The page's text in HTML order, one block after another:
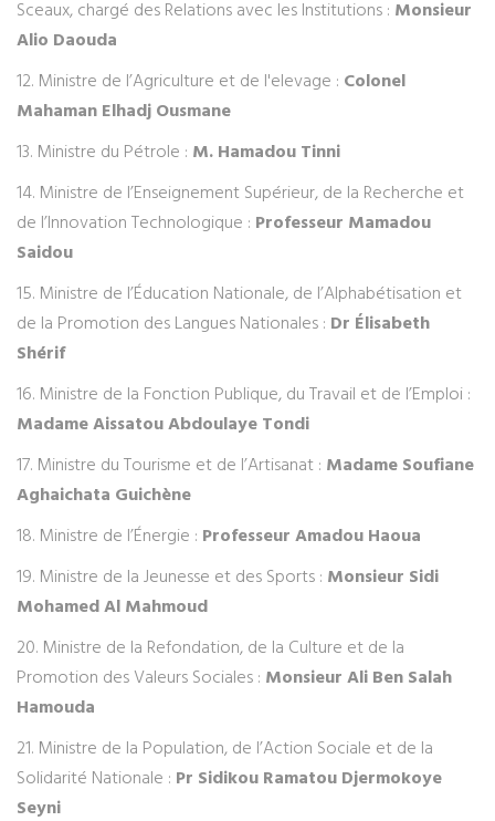
Sceaux, chargé des Relations avec les Institutions : Monsieur
Alio Daouda
12. Ministre de l’Agriculture et de l'elevage : Colonel
Mahaman Elhadj Ousmane
13. Ministre du Pétrole : M. Hamadou Tinni
14. Ministre de l’Enseignement Supérieur, de la Recherche et
de l’Innovation Technologique : Professeur Mamadou
Saidou
15. Ministre de l’Éducation Nationale, de l’Alphabétisation et
de la Promotion des Langues Nationales : Dr Élisabeth
Shérif
16. Ministre de la Fonction Publique, du Travail et de l’Emploi :
Madame Aissatou Abdoulaye Tondi
17. Ministre du Tourisme et de l’Artisanat : Madame Soufiane
Aghaichata Guichène
18. Ministre de l’Énergie : Professeur Amadou Haoua
19. Ministre de la Jeunesse et des Sports : Monsieur Sidi
Mohamed Al Mahmoud
20. Ministre de la Refondation, de la Culture et de la
Promotion des Valeurs Sociales : Monsieur Ali Ben Salah
Hamouda
21. Ministre de la Population, de l’Action Sociale et de la
Solidarité Nationale : Pr Sidikou Ramatou Djermokoye
Seyni